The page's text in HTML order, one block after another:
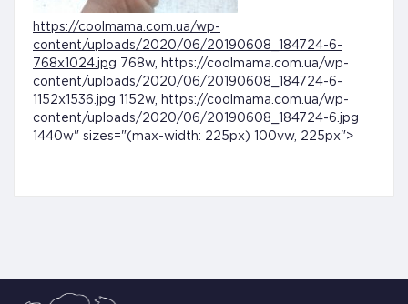
https://coolmama.com.ua/wp-
content/uploads/2020/06/20190608_184724-6-
768x1024.jpg 768w, https://coolmama.com.ua/wp-
content/uploads/2020/06/20190608_184724-6-
1152x1536.jpg 1152w, https://coolmama.com.ua/wp-
content/uploads/2020/06/20190608_184724-6.jpg
1440w" sizes="(max-width: 225px) 100vw, 225px">